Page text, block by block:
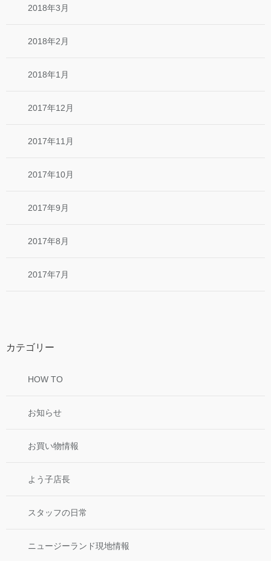
2018年3月
2018年2月
2018年1月
2017年12月
2017年11月
2017年10月
2017年9月
2017年8月
2017年7月
カテゴリー
HOW TO
お知らせ
お買い物情報
よう子店長
スタッフの日常
ニュージーランド現地情報